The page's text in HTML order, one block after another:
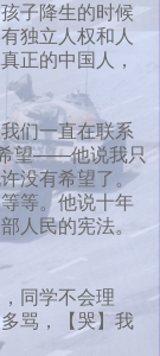
子降生的时候
独立人权和人
正的中国人，
们一直在联系
望——他说我只
没有希望了。
等。他说十年
人民的宪法。
同学不会理
骂，【哭】我